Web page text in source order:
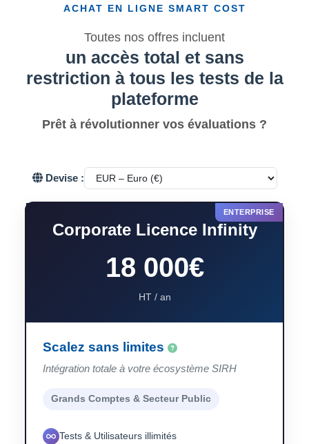
ACHAT EN LIGNE SMART COST
Toutes nos offres incluent
un accès total et sans
restriction à tous les tests de la
plateforme
Prêt à révolutionner vos évaluations ?
Devise :
Corporate Licence Infinity
18 000€
HT / an
Scalez sans limites
Intégration totale à votre écosystème SIRH
Grands Comptes & Secteur Public
Tests & Utilisateurs illimités